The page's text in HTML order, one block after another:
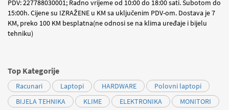
PDV: 227788030001; Radno vrijeme od 10:00 do 18:00 sati. Subotom do
15:00h. Cijene su IZRAŽENE u KM sa uključenim PDV-om. Dostava je 7
KM, preko 100 KM besplatna(ne odnosi se na klima uređaje i bijelu
tehniku)
Top Kategorije
Racunari Laptopi HARDWARE
Polovni laptopi
BIJELA TEHNIKA
KLIME ELEKTRONIKA
MONITORI